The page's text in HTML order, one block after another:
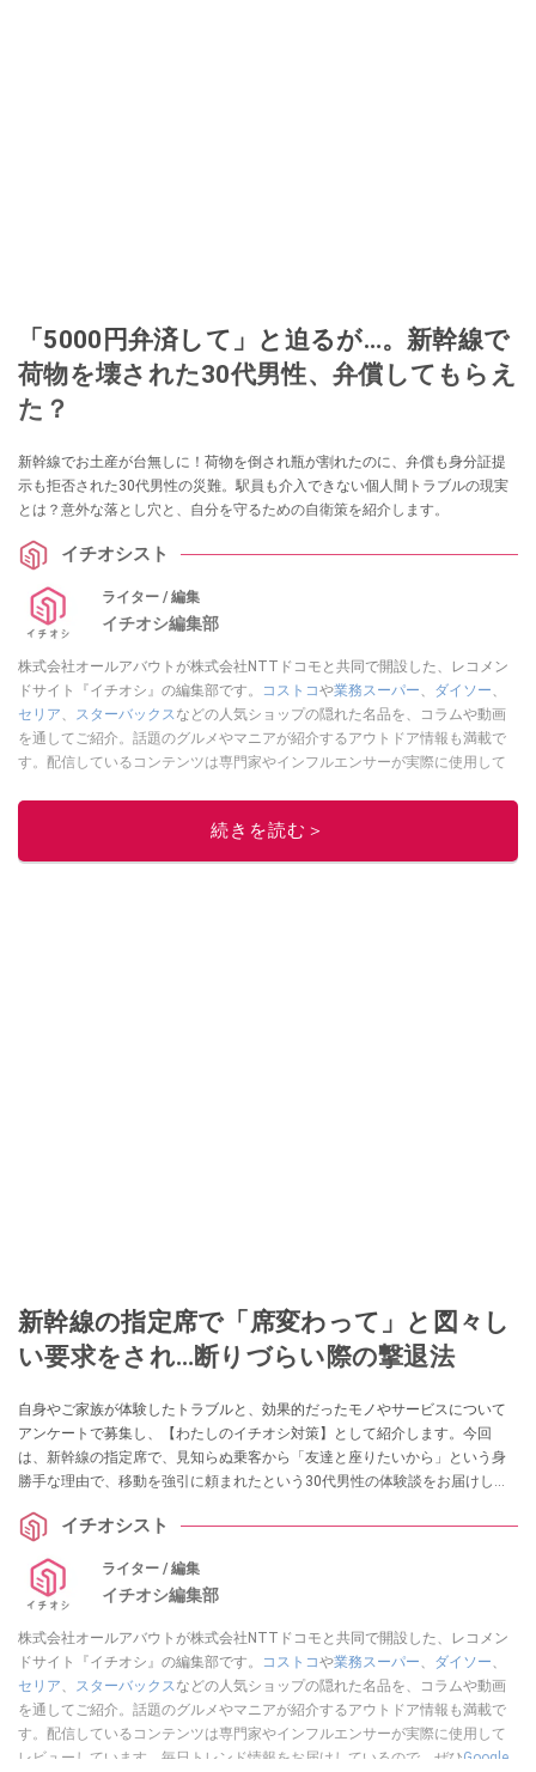
「5000円弁済して」と迫るが…。新幹線で
荷物を壊された30代男性、弁償してもらえ
た？
新幹線でお土産が台無しに！荷物を倒され瓶が割れたのに、弁償も身分証提
示も拒否された30代男性の災難。駅員も介入できない個人間トラブルの現実
とは？意外な落とし穴と、自分を守るための自衛策を紹介します。
イチオシスト
ライター / 編集
イチオシ編集部
株式会社オールアバウトが株式会社NTTドコモと共同で開設した、レコメン
ドサイト『イチオシ』の編集部です。
コストコや業務スーパー ダイソー
セリア
スターバックス などの人気ショップの隠れた名品を、コラムや動画
を通してご紹介。話題のグルメやマニアが紹介するアウトドア情報も満載で
す。配信しているコンテンツは専門家やインフルエンサーが実際に使用して
ニュースでフォロー
続きを読む＞
新幹線の指定席で「席変わって」と図々し
い要求をされ…断りづらい際の撃退法
自身やご家族が体験したトラブルと、効果的だったモノやサービスについて
アンケートで募集し、【わたしのイチオシ対策】として紹介します。今回
は、新幹線の指定席で、見知らぬ乗客から「友達と座りたいから」という身
勝手な理由で、移動を強引に頼まれたという30代男性の体験談をお届けしま
イチオシスト
ライター / 編集
イチオシ編集部
株式会社オールアバウトが株式会社NTTドコモと共同で開設した、レコメン
ドサイト『イチオシ』の編集部です。
コストコや業務スーパー ダイソー
セリア
スターバックス などの人気ショップの隠れた名品を、コラムや動画
を通してご紹介。話題のグルメやマニアが紹介するアウトドア情報も満載で
す。配信しているコンテンツは専門家やインフルエンサーが実際に使用して
レビューしています。毎日トレンド情報をお届けしているので、ぜひGoogle